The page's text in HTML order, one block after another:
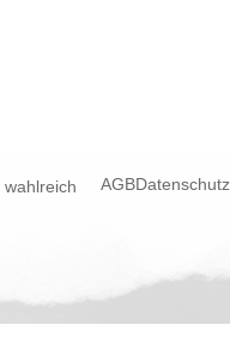
wahlreich AGBDatenschutz